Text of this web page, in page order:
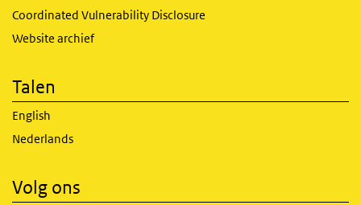
Coordinated Vulnerability Disclosure
Website archief
Talen
English
Nederlands
Volg ons